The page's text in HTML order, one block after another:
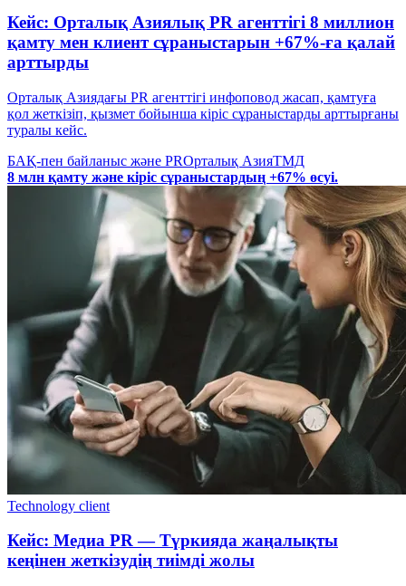
Кейс: Орталық Азиялық PR агенттігі 8 миллион
қамту мен клиент сұраныстарын +67%-ға қалай
арттырды
Орталық Азиядағы PR агенттігі инфоповод жасап, қамтуға
қол жеткізіп, қызмет бойынша кіріс сұраныстарды арттырғаны
туралы кейс.
БАҚ-пен байланыс және PRОрталық АзияТМД
8 млн қамту және кіріс сұраныстардың +67% өсуі.
Technology client
Кейс: Медиа PR — Түркияда жаңалықты
кеңінен жеткізудің тиімді жолы